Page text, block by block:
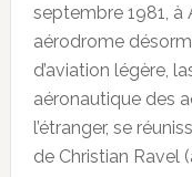
septembre 1981, à
aérodrome
d’aviation légère,
aéronautique des
l’étranger, se
de Christian Ravel